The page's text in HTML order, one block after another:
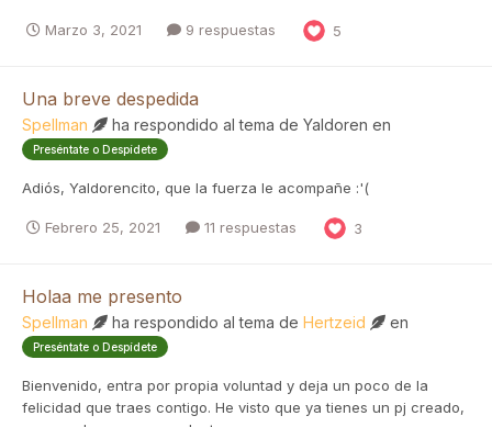
Marzo 3, 2021 9 respuestas 5
Una breve despedida
Spellman ha respondido al tema de Yaldoren en
Preséntate o Despídete
Adiós, Yaldorencito, que la fuerza le acompañe :'(
Febrero 25, 2021 11 respuestas 3
Holaa me presento
Spellman ha respondido al tema de Hertzeid en
Preséntate o Despídete
Bienvenido, entra por propia voluntad y deja un poco de la
felicidad que traes contigo. He visto que ya tienes un pj creado,